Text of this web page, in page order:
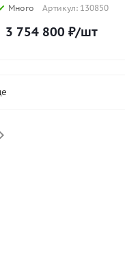
Много Артикул: 130850
3 754 800 ₽/шт